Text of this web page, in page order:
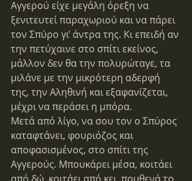
Αγγερού είχε μεγάλη όρεξη να
ξενιτευτεί παραχωριού και να πάρει
τον Σπύρο γι’ άντρα της. Κι επειδή αν
την πετύχαινε στο σπίτι εκείνος,
μάλλον δεν θα την πολυρώταγε, τα
μιλάνε με την μικρότερη αδερφή
της, την Αληθινή και εξαφανίζεται,
μέχρι να περάσει η μπόρα.
Μετά από λίγο, να σου τον ο Σπύρος
καταφτάνει, φουριόζος και
αποφασισμένος, στο σπίτι της
Αγγερούς. Μπουκάρει μέσα, κοιτάει